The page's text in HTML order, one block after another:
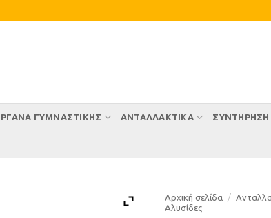
ΓΥΜΝΑΣΤΙΚΗΣ ΑΝΤΑΛΛΑΚΤΙΚΑ ΣΥΝΤΉΡΗΣΗ
Αρχική σελίδα /
Αλυσίδες